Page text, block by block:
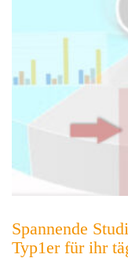
Spannende
Typ1er für ihr